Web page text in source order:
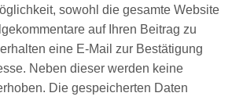
sowohl die gesamte Website
auf Ihren Beitrag zu
eine E-Mail zur Bestätigung
Neben dieser werden keine
Die gespeicherten Daten